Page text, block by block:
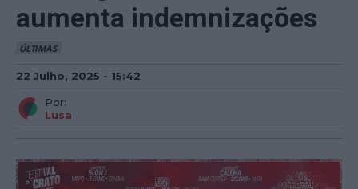
aumenta indemnizações
ÚLTIMAS
22 Julho, 2025 - 15:42
Por:
Lusa